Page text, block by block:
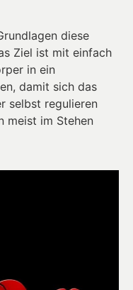
diese
Ziel ist mit einfach
in ein
damit sich das
selbst regulieren
meist im Stehen